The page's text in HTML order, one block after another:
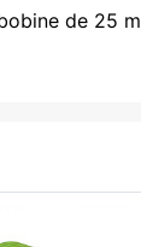
de 25 m